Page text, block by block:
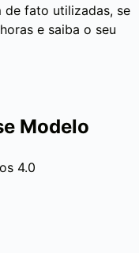
de fato utilizadas, se
e saiba o seu
Modelo